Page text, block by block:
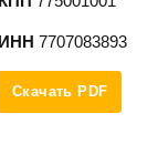
ИНН 7707083893
Скачать PDF